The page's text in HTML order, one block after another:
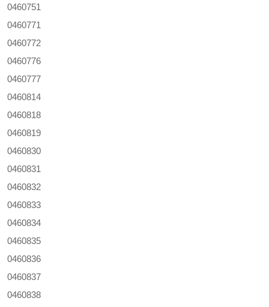
0460751
0460771
0460772
0460776
0460777
0460814
0460818
0460819
0460830
0460831
0460832
0460833
0460834
0460835
0460836
0460837
0460838